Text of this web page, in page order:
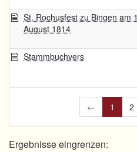
St. Rochusfest zu Bingen am
August 1814
Stammbuchvers
← 1 2
Ergebnisse eingrenzen: